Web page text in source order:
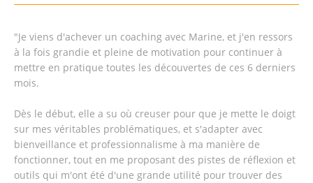
"Je viens d'achever un coaching avec Marine, et j'en ressors
à la fois grandie et pleine de motivation pour continuer à
mettre en pratique toutes les découvertes de ces 6 derniers
mois.
Dès le début, elle a su où creuser pour que je mette le doigt
sur mes véritables problématiques, et s'adapter avec
bienveillance et professionnalisme à ma manière de
fonctionner, tout en me proposant des pistes de réflexion et
outils qui m'ont été d'une grande utilité pour trouver des